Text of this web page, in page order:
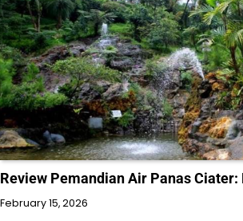
Review Pemandian Air Panas Ciater:
February 15, 2026